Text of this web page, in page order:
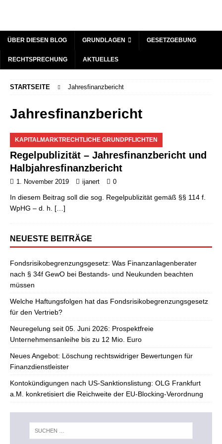
ÜBER DIESEN BLOG GRUNDLAGEN GESETZGEBUNG
RECHTSPRECHUNG AKTUELLES
STARTSEITE Jahresfinanzbericht
Jahresfinanzbericht
KAPITALMARKTRECHTLICHE GRUNDPFLICHTEN
Regelpublizität – Jahresfinanzbericht und
Halbjahresfinanzbericht
1. November 2019 ijanert 0
In diesem Beitrag soll die sog. Regelpublizität gemäß §§ 114 f.
WpHG – d. h. […]
NEUESTE BEITRÄGE
Fondsrisikobegrenzungsgesetz: Was Finanzanlagenberater
nach § 34f GewO bei Bestands- und Neukunden beachten
müssen
Welche Haftungsfolgen hat das Fondsrisikobegrenzungsgesetz
für den Vertrieb?
Neuregelung seit 05. Juni 2026: Prospektfreie
Unternehmensanleihe bis zu 12 Mio. Euro
Neues Angebot: Löschung rechtswidriger Bewertungen für
Finanzdienstleister
Kontokündigungen nach US-Sanktionslistung: OLG Frankfurt
a.M. konkretisiert die Reichweite der EU-Blocking-Verordnung